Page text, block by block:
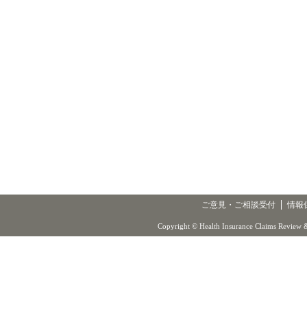
ご意見・ご相談受付 情報
Copyright © Health Insurance Claims Review